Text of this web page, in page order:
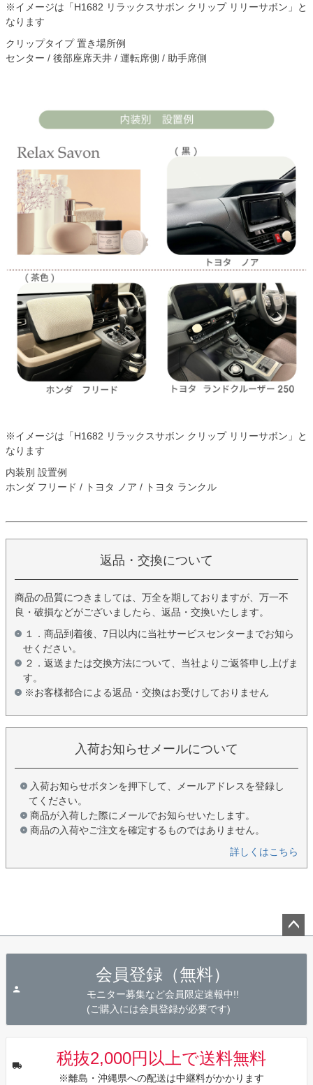
※イメージは「H1682 リラックスサボン クリップ リリーサボン」と
なります
クリップタイプ 置き場所例
センター / 後部座席天井 / 運転席側 / 助手席側
※イメージは「H1682 リラックスサボン クリップ リリーサボン」と
なります
内装別 設置例
ホンダ フリード / トヨタ ノア / トヨタ ランクル
返品・交換について
商品の品質につきましては、万全を期しておりますが、万一不
良・破損などがございましたら、返品・交換いたします。
１．商品到着後、7日以内に当社サービスセンターまでお知ら
せください。
２．返送または交換方法について、当社よりご返答申し上げま
す。
※お客様都合による返品・交換はお受けしておりません
入荷お知らせメールについて
入荷お知らせボタンを押下して、メールアドレスを登録し
てください。
商品が入荷した際にメールでお知らせいたします。
商品の入荷やご注文を確定するものではありません。
詳しくはこちら
会員登録（無料）
モニター募集など会員限定速報中!!
(ご購入には会員登録が必要です)
税抜2,000円以上で送料無料
※離島・沖縄県への配送は中継料がかかります